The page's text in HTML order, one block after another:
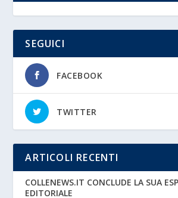
SEGUICI
FACEBOOK
TWITTER
ARTICOLI RECENTI
COLLENEWS.IT CONCLUDE LA SUA
EDITORIALE